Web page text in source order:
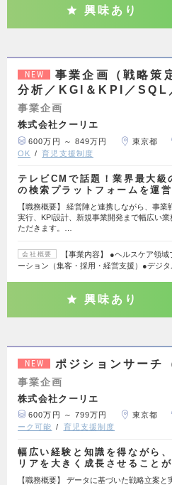
興味あり
NEW
事業企画（戦略策
分析／KGI＆KPI／
事業企画
株式会社クーリエ
600万円 ～ 849万円 東京都
OK
育児支援制度
テレビCMで話題！業界最大級
の検索プラットフォームを運営
【職務概要】 経営陣と連携しながら、事業
実行、KPI設計、新規事業開発まで幅広い
ただきます。…
会社概要
【事業内容】 ●ヘルスケア領
ーション（集客・採用・経営支援）●デジ
興味あり
NEW ポジションサーチ
事業企画
株式会社クーリエ
600万円 ～ 799万円 東京都
ーク可能
育児支援制度
幅広い経験と知識を得ながら
リアを大きく成長させることが
【職務概要】 データに基づいた戦略立案と